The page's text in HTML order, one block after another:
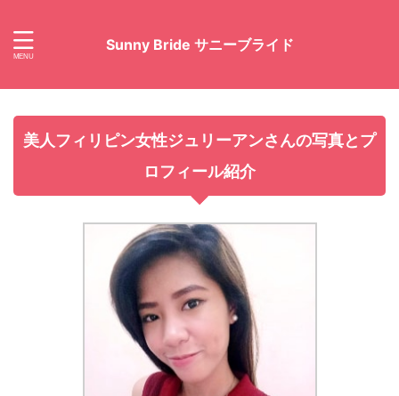
Sunny Bride サニーブライド
美人フィリピン女性ジュリーアンさんの写真とプ
ロフィール紹介